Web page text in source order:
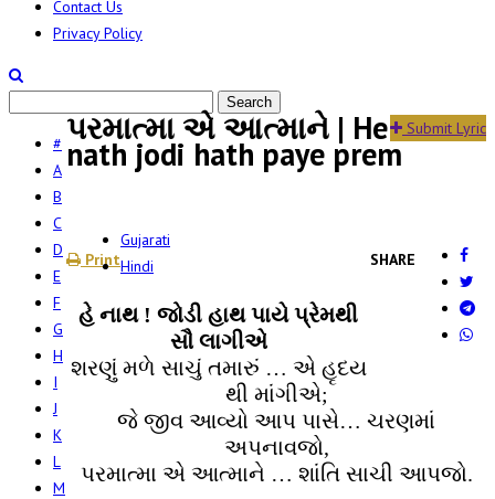
Contact Us
Privacy Policy
#
A
B
C
D
E
F
G
H
I
J
K
L
M
Submit Lyric
પરમાત્મા એ આત્માને | He
nath jodi hath paye prem
Print SHARE
Gujarati
Hindi
હે નાથ ! જોડી હાથ પાયે પ્રેમથી
સૌ લાગીએ
શરણું મળે સાચું તમારું … એ હૃદય
થી માંગીએ;
જે જીવ આવ્યો આપ પાસે… ચરણમાં
અપનાવજો,
પરમાત્મા એ આત્માને … શાંતિ સાચી આપજો.